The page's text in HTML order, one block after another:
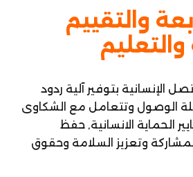
والتقييم
بتوفير آلية ردود
الوصول وتتعامل مع الشكاوى
الحماية الانسانية, حفظ
وتعزيز السلامة وحقوق